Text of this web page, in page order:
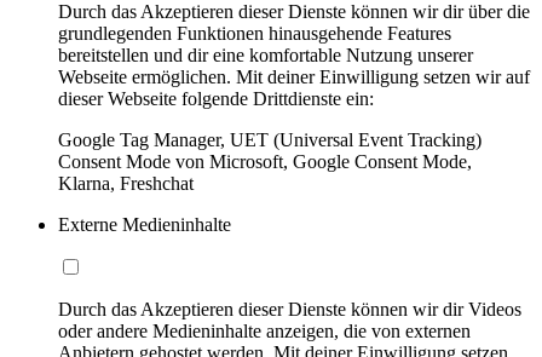
Durch das Akzeptieren dieser Dienste können wir dir über die
grundlegenden Funktionen hinausgehende Features
bereitstellen und dir eine komfortable Nutzung unserer
Webseite ermöglichen. Mit deiner Einwilligung setzen wir auf
dieser Webseite folgende Drittdienste ein:
Google Tag Manager, UET (Universal Event Tracking)
Consent Mode von Microsoft, Google Consent Mode,
Klarna, Freshchat
Externe Medieninhalte
Durch das Akzeptieren dieser Dienste können wir dir Videos
oder andere Medieninhalte anzeigen, die von externen